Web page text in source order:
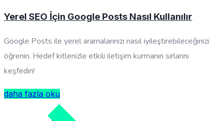
Yerel SEO İçin Google Posts Nasıl Kullanılır
Google Posts ile yerel aramalarınızı nasıl iyileştirebileceğinizi
öğrenin. Hedef kitlenizle etkili iletişim kurmanın sırlarını
keşfedin!
daha fazla oku